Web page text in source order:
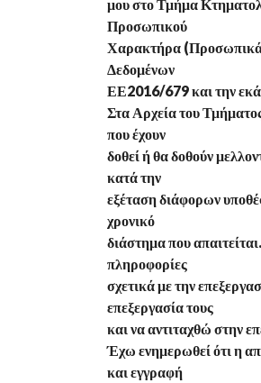
μου στο Τμήμα
Προσωπικού
Χαρακτήρα (Προσωπικά
Δεδομένων
ΕΕ2016/679 και την
Στα Αρχεία του
που έχουν
δοθεί ή θα δοθούν
κατά την
εξέταση διάφορων
χρονικό
διάστημα που
πληροφορίες
σχετικά με την
επεξεργασία τους
και να αντιταχθώ στην
Έχω ενημερωθεί ότι η
και εγγραφή